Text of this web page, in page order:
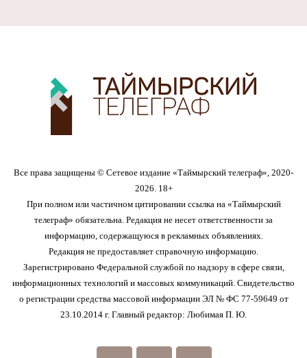
Все права защищены © Сетевое издание «Таймырский телеграф», 2020-
2026. 18+
При полном или частичном цитировании ссылка на «Таймырский
телеграф» обязательна. Редакция не несет ответственности за
информацию, содержащуюся в рекламных объявлениях.
Редакция не предоставляет справочную информацию.
Зарегистрировано Федеральной службой по надзору в сфере связи,
информационных технологий и массовых коммуникаций. Свидетельство
о регистрации средства массовой информации ЭЛ № ФС 77-59649 от
23.10.2014 г. Главный редактор: Любимая П. Ю.